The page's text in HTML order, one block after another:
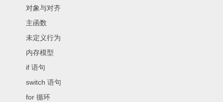
对象与对齐
主函数
未定义行为
内存模型
if 语句
switch 语句
for 循环